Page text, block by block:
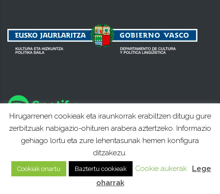
Hirugarrenen cookieak eta iraunkorrak erabiltzen ditugu gure
zerbitzuak nabigazio-ohituren arabera aztertzeko. Informazio
gehiago lortu eta zure lehentasunak hemen konfigura
ditzakezu.
Cookiak onartu Baztertu cookieak Cookie aukerak
Lege
oharrak